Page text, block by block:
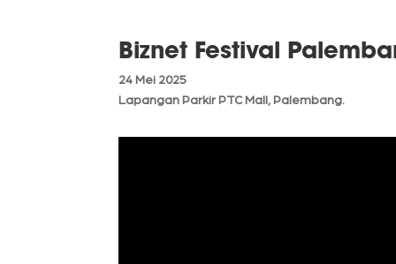
Biznet Festival
24 Mei 2025
Lapangan Parkir PTC Mall, Palembang.